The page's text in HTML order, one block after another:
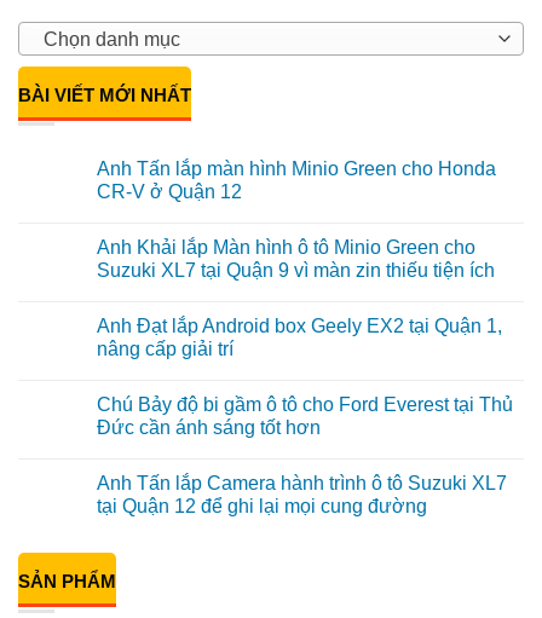
Chọn danh mục
BÀI VIẾT MỚI NHẤT
Anh Tấn lắp màn hình Minio Green cho Honda
CR-V ở Quận 12
bình
luận
ở
lắp
màn
hình
cho
Honda
CR-
Quận
12
Anh Khải lắp Màn hình ô tô Minio Green cho
Suzuki XL7 tại Quận 9 vì màn zin thiếu tiện ích
bình
luận
ở
lắp
Màn
hình
Minio
Green
cho
Quận
9
vì
Anh Đạt lắp Android box Geely EX2 tại Quận 1,
nâng cấp giải trí
bình
luận
ở
lắp
Android
box
Quận
1,
nâng
Chú Bảy độ bi gầm ô tô cho Ford Everest tại Thủ
Đức cần ánh sáng tốt hơn
bình
luận
ở
bi
gầm
ô
Anh Tấn lắp Camera hành trình ô tô Suzuki XL7
tại Quận 12 để ghi lại mọi cung đường
bình
luận
ở
Anh
SẢN PHẨM